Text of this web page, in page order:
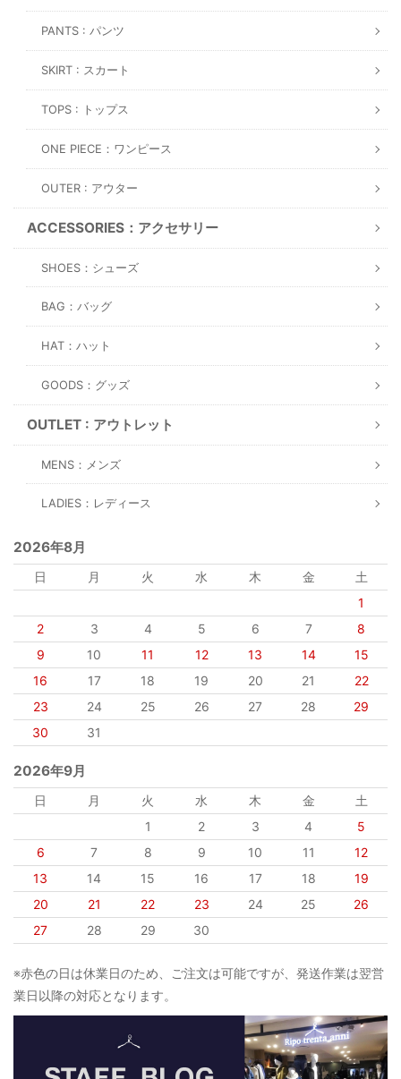
PANTS : パンツ
SKIRT : スカート
TOPS : トップス
ONE PIECE：ワンピース
OUTER : アウター
ACCESSORIES：アクセサリー
SHOES：シューズ
BAG：バッグ
HAT：ハット
GOODS：グッズ
OUTLET : アウトレット
MENS：メンズ
LADIES：レディース
2026年8月
日 月 火 水 木 金
土
1
2
3 4 5 6 7
8
9
10 11 12 13 14
15
16
17 18 19 20 21
22
23
24 25 26 27 28
29
30
31
2026年9月
日 月 火 水 木 金
土
1
2 3 4
5
6
7 8 9 10 11
12
13
14 15 16 17 18
19
20
21 22 23 24 25
26
27
28 29 30
※赤色の日は休業日のため、ご注文は可能ですが、発送作業は翌営
業日以降の対応となります。